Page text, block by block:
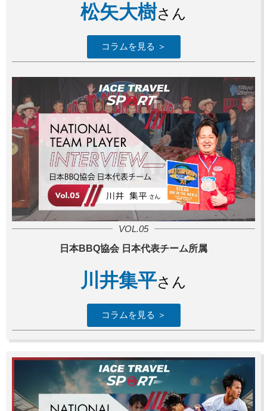
松矢大樹さん
コラムを見る ＞
VOL.05
日本BBQ協会 日本代表チーム所属
川井集平さん
コラムを見る ＞